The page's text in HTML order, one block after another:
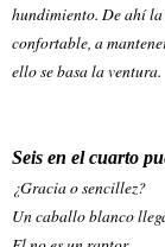
hundimiento. De ahí la
confortable, a
ello se basa la ventura.
Seis en el cuarto
¿Gracia o sencillez?
Un caballo blanco